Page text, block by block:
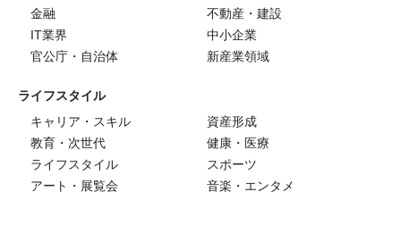
金融
不動産・建設
IT業界
中小企業
官公庁・自治体
新産業領域
ライフスタイル
キャリア・スキル
資産形成
教育・次世代
健康・医療
ライフスタイル
スポーツ
アート・展覧会
音楽・エンタメ